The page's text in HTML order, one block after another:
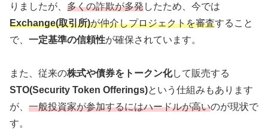
りましたが、 多くの詐欺が多発したため、今では
Exchange(取引所)が仲介しプロジェクトを審査すること
で、 一定基準の信頼性が確保されています。
また、従来の株式や債券をトークン化して販売する
STO(Security Token Offerings)という仕組みもあります
が、 一般投資家が参加するにはハードルが高いのが現状で
す。